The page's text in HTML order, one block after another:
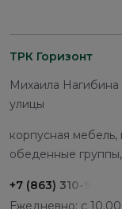
ТРК Горизонт
Михаила Нагибина
улицы
корпусная мебель,
обеденные
+7 (863) 310-98-12
Ежедневно: с